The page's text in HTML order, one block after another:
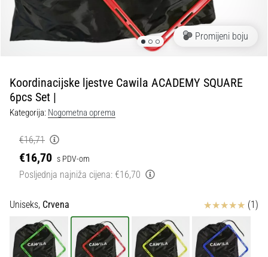
tisak
obradu
sportske
1. 7. 2025
•
1 min. čitanja
Play
for
More
Victories
Pripremi
se
ženski
EURO
Promijeni boju
Koordinacijske ljestve Cawila ACADEMY SQUARE
6pcs Set |
Kategorija: Nogometna oprema
€16,71
€16,70 s PDV-om
Posljednja najniža cijena: €16,70
Uniseks, Crvena Ocjena proizvoda
(1)